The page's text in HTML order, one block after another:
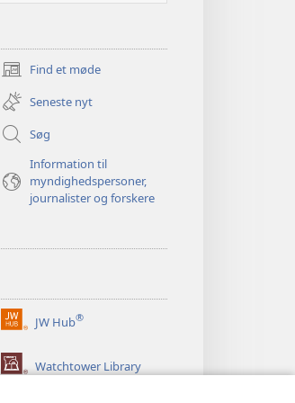
Find et møde
(åbner
nyt
vindue)
Seneste nyt
Søg
Information til
myndighedspersoner,
journalister og forskere
JW Hub®
(åbner
vindue)Watchtower Library